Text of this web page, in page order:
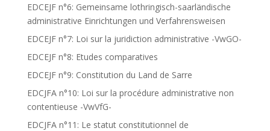
EDCEJF n°6: Gemeinsame lothringisch-saarländische
administrative Einrichtungen und Verfahrensweisen
EDCEJF n°7: Loi sur la juridiction administrative -VwGO-
EDCEJF n°8: Etudes comparatives
EDCEJF n°9: Constitution du Land de Sarre
EDCJFA n°10: Loi sur la procédure administrative non
contentieuse -VwVfG-
EDCJFA n°11: Le statut constitutionnel de